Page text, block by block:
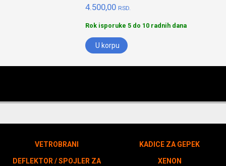
4.500,00 RSD.
Rok isporuke 5 do 10 radnih dana
U korpu
VETROBRANI
DEFLEKTOR / SPOJLER ZA
KADICE ZA GEPEK
XENON